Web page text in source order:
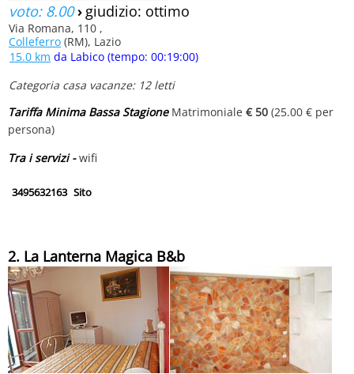
voto: 8.00› giudizio: ottimo
Via Romana, 110 ,
Colleferro (RM), Lazio
15.0 km da Labico (tempo: 00:19:00)
Categoria casa vacanze: 12 letti
Tariffa Minima Bassa StagioneMatrimoniale € 50 (25.00 € per
persona)
Tra i servizi -wifi
3495632163 Sito
2. La Lanterna Magica B&b